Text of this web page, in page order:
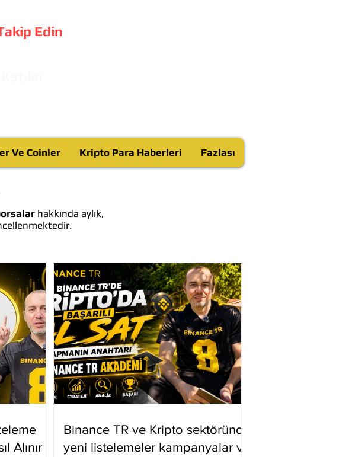
Edin
Ve Coinler Kripto Para Haberleri Fazlası
hakkında aylık,
Alınır
Binance TR ve Kripto sektöründe
yeni listelemeler kampanyalar ve